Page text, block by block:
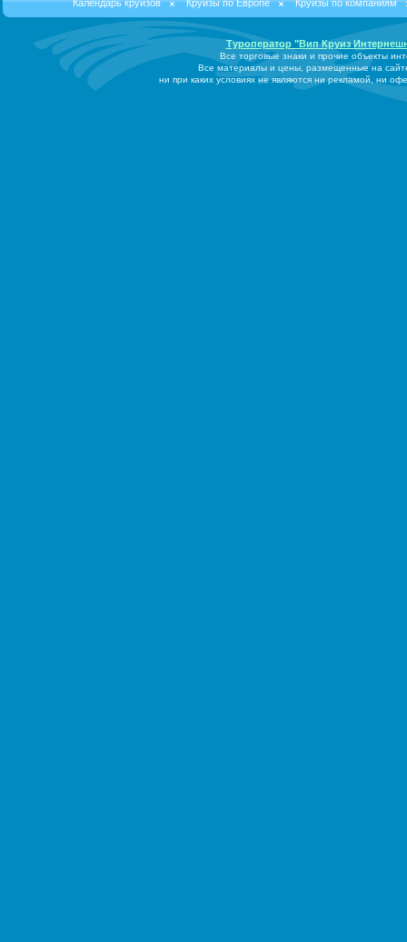
Календарь круизов Круизы по Европе Круизы по компаниям
Туроператор "Вип Круиз
Все торговые знаки и прочие объекты
Все материалы и цены, размещенные на
ни при каких условиях не являются ни рекламой, ни